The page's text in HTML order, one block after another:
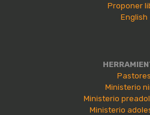
Proponer
English
Pastores
Ministerio
Ministerio
Ministerio